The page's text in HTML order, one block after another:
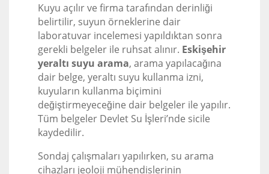
Kuyu açılır ve firma tarafından derinliği
belirtilir, suyun örneklerine dair
laboratuvar incelemesi yapıldıktan sonra
gerekli belgeler ile ruhsat alınır. Eskişehir
yeraltı suyu arama, arama yapılacağına
dair belge, yeraltı suyu kullanma izni,
kuyuların kullanma biçimini
değiştirmeyeceğine dair belgeler ile yapılır.
Tüm belgeler Devlet Su İşleri’nde sicile
kaydedilir.
Sondaj çalışmaları yapılırken, su arama
cihazları jeoloji mühendislerinin